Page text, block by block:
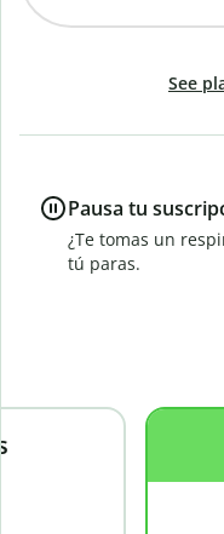
See
Pausa tu
¿Te tomas un
tú paras.